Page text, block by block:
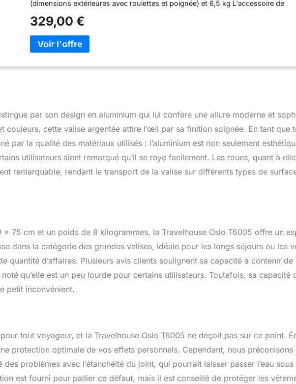
(dimensions extérieures avec roulettes et poignée) et 6,5 kg L'accessoire de
confortable : la fluidité est assurée par quatre roulettes pivotantes à 360°
supplémentaires Amalodie (roulettes à peine audibles, avec fonction silencieuse)
et garantit une manipulation facile et confortable à tout moment dans les
restreints. La poignée située sur le dessus assure un transport facile. ✅ Division
intérieure : la valise OSLO se compose de deux moitiés de coque de taille égale
peut être facilement retirée. ✅ Matériau : les chariots OSLO en aluminium sont
fabriqués en aluminium anodisé de haute qualité. Renforcée par un cadre en
aluminium de qualité supérieure devient plus individuel à chaque voyage et est
imbattable. Les coins en aluminium extra durci offrent une protection optimale
les bords, même en cas d'humidité élevée et de variations de température
extrêmes. Sécurité : chaque valise en aluminium Travelhouse OSLO dispose déjà
329,00 €
par son design en aluminium qui lui confère une allure moderne et
couleurs, cette valise argentée attire l’œil par sa finition soignée. En tant que
par la qualité des matériaux utilisés : l’aluminium est non seulement
utilisateurs aient remarqué qu’il se raye facilement. Les roues, quant à
remarquable, rendant le transport de la valise sur différents types de
75 cm et un poids de 8 kilogrammes, la Travelhouse Oslo T6005 offre un
dans la catégorie des grandes valises, idéale pour les longs séjours ou les
quantité d’affaires. Plusieurs avis clients soulignent sa capacité à contenir de
qu’elle est un peu lourde pour certains utilisateurs. Toutefois, sa capacité
petit inconvénient.
tout voyageur, et la Travelhouse Oslo T6005 ne déçoit pas sur ce point.
protection optimale de vos effets personnels. Cependant, nous préconisons
problèmes avec l’étanchéité du joint, qui pourrait laisser passer l’eau sous
est fourni pour pallier ce défaut, mais il est conseillé de protéger les